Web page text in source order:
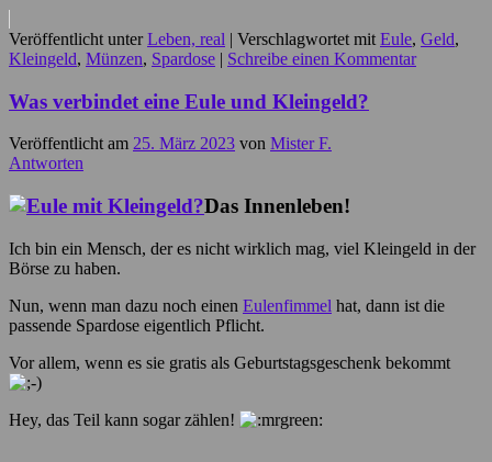
Veröffentlicht unter Leben, real | Verschlagwortet mit Eule, Geld,
Kleingeld, Münzen, Spardose | Schreibe einen Kommentar
Was verbindet eine Eule und Kleingeld?
Veröffentlicht am 25. März 2023 von Mister F.
Antworten
Das Innenleben!
Ich bin ein Mensch, der es nicht wirklich mag, viel Kleingeld in der
Börse zu haben.
Nun, wenn man dazu noch einen Eulenfimmel hat, dann ist die
passende Spardose eigentlich Pflicht.
Vor allem, wenn es sie gratis als Geburtstagsgeschenk bekommt
Hey, das Teil kann sogar zählen!